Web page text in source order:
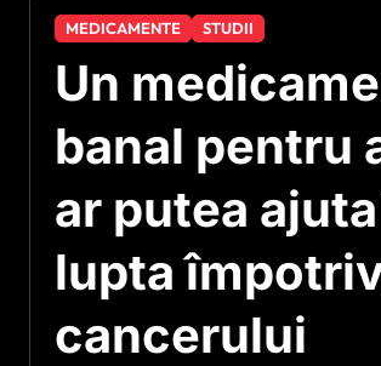
MEDICAMENTE STUDII
Un
banal pentru
ar putea
lupta
cancerului